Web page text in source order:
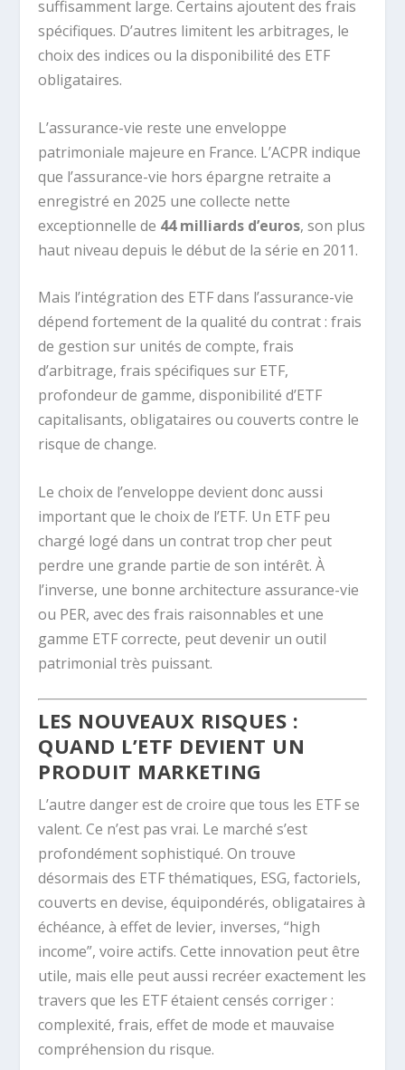
suffisamment large. Certains ajoutent des frais
spécifiques. D’autres limitent les arbitrages, le
choix des indices ou la disponibilité des ETF
obligataires.
L’assurance-vie reste une enveloppe
patrimoniale majeure en France. L’ACPR indique
que l’assurance-vie hors épargne retraite a
enregistré en 2025 une collecte nette
exceptionnelle de 44 milliards d’euros, son plus
haut niveau depuis le début de la série en 2011.
Mais l’intégration des ETF dans l’assurance-vie
dépend fortement de la qualité du contrat : frais
de gestion sur unités de compte, frais
d’arbitrage, frais spécifiques sur ETF,
profondeur de gamme, disponibilité d’ETF
capitalisants, obligataires ou couverts contre le
risque de change.
Le choix de l’enveloppe devient donc aussi
important que le choix de l’ETF. Un ETF peu
chargé logé dans un contrat trop cher peut
perdre une grande partie de son intérêt. À
l’inverse, une bonne architecture assurance-vie
ou PER, avec des frais raisonnables et une
gamme ETF correcte, peut devenir un outil
patrimonial très puissant.
LES NOUVEAUX RISQUES :
QUAND L’ETF DEVIENT UN
PRODUIT MARKETING
L’autre danger est de croire que tous les ETF se
valent. Ce n’est pas vrai. Le marché s’est
profondément sophistiqué. On trouve
désormais des ETF thématiques, ESG, factoriels,
couverts en devise, équipondérés, obligataires à
échéance, à effet de levier, inverses, “high
income”, voire actifs. Cette innovation peut être
utile, mais elle peut aussi recréer exactement les
travers que les ETF étaient censés corriger :
complexité, frais, effet de mode et mauvaise
compréhension du risque.